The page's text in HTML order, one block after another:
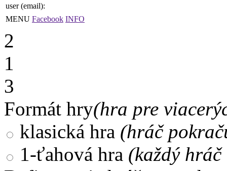
user (email):
MENU Facebook INFO
2
1
3
Formát hry(hra pre
klasická hra (hráč
1-ťahová hra (každý